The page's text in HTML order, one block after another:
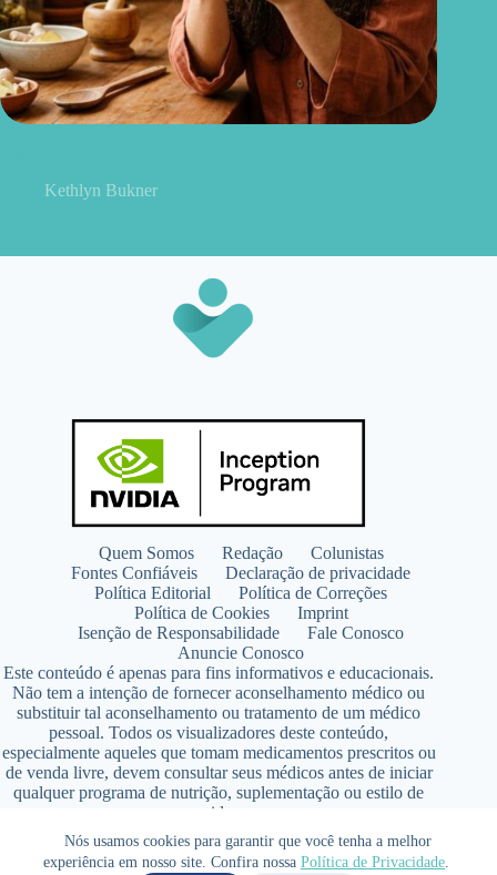
Nós usamos cookies para garantir que você tenha a melhor
experiência em nosso site. Confira nossa Política de Privacidade.
Kethlyn Bukner
Quem Somos Redação
Colunistas
Fontes Confiáveis
Declaração de privacidade
Política Editorial
Política de Correções
Política de Cookies
Imprint
Isenção de Responsabilidade
Fale Conosco
Anuncie Conosco
Este conteúdo é apenas para fins informativos e educacionais.
Não tem a intenção de fornecer aconselhamento médico ou
substituir tal aconselhamento ou tratamento de um médico
pessoal. Todos os visualizadores deste conteúdo,
especialmente aqueles que tomam medicamentos prescritos ou
de venda livre, devem consultar seus médicos antes de iniciar
qualquer programa de nutrição, suplementação ou estilo de
vida.
Copyright © 2026 - SaúdeLAB.com pertence ao grupo
VKCF Soluções Digitais Ltda - CNPJ n° 43.726.917/0001-80